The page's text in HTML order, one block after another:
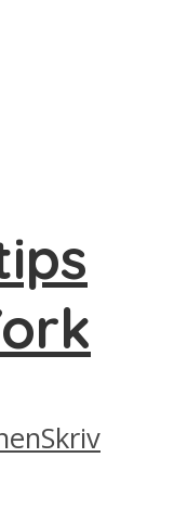
Skriv